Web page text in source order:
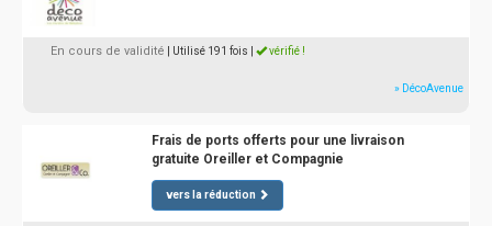
En cours de validité | Utilisé 191 fois vérifié !
» DécoAvenue
Frais de ports offerts pour une livraison
gratuite Oreiller et Compagnie
vers la réduction